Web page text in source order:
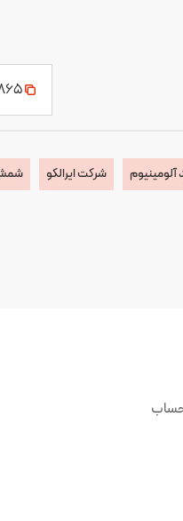
آلومینیوم شرکت ایرالکو شمش
حساب